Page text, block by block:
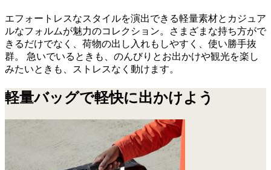
エフォートレスなスタイルを演出できる軽量素材とカジュア
ルなフォルムが魅力のコレクション。さまざまな持ち方がで
きるだけでなく、荷物の出し入れもしやすく、使い勝手抜
群。 急いでいるときも、のんびりとお出かけや観光を楽し
みたいときも、ストレスなく動けます。
軽量バッグで軽快に出かけよう